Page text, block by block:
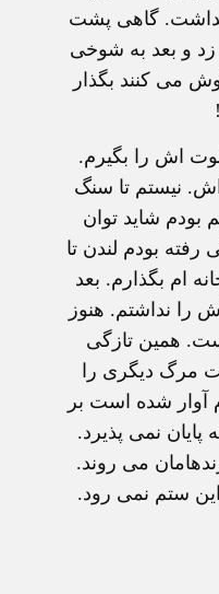
نداشت. گاهی پشت
و بعد به شوخی
می کنند بگذار
اش را بگیرم.
اش. نیستم تا سنگ
بودم شاید توان
رفته بودم لندن تا
ام بگذارم. بعد
را نداشتم. هنوز
همین تازگی
مرگ دیگری را
آوار شده است بر
نمی پذیرد.
می روند.
ستم نمی رود.